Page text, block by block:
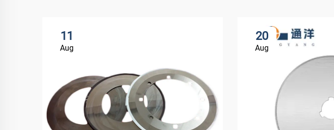
11
Aug
20
Aug